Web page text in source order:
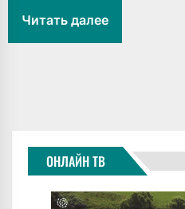
Читать далее
ОНЛАЙН ТВ